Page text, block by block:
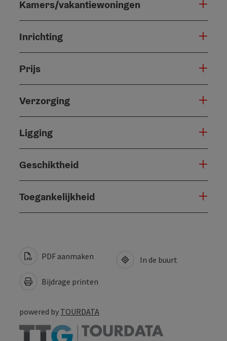
Kamers/vakantiewoningen
Inrichting
Prijs
Verzorging
Ligging
Geschiktheid
Toegankelijkheid
PDF aanmaken
Bijdrage printen
In de buurt
powered by TOURDATA